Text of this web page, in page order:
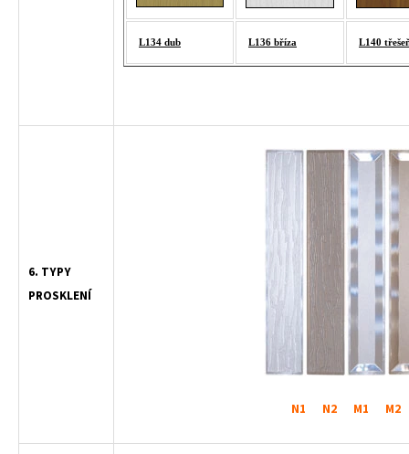
L134 dub L136 bříza L140
6. TYPY
PROSKLENÍ
N1 N2 M1 M2